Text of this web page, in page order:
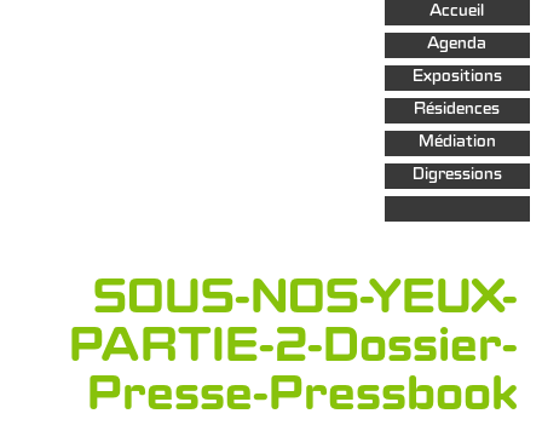
Aller au
contenu
principal
Accueil
Agenda
Expositions
Résidences
Médiation
Digressions
SOUS-NOS-YEUX-
PARTIE-2-Dossier-
Presse-Pressbook